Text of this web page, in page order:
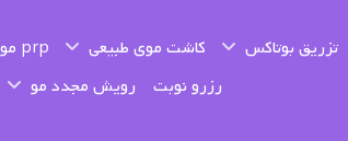
تزریق بوتاکس کاشت موی طبیعی prp موی سر
رزرو نوبت
رویش مجدد مو